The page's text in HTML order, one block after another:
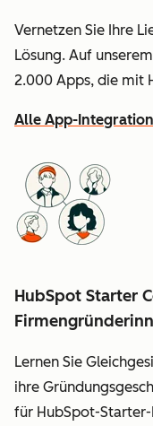
Vernetzen Sie Ihre
Lösung. Auf
2.000 Apps, die mit
Alle App-
HubSpot Starter
Lernen Sie
ihre
für HubSpot-